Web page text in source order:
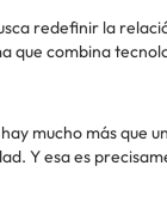
redefinir la
combina
mucho más que
Y esa es